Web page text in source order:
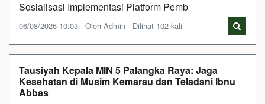
Sosialisasi Implementasi Platform Pemb
06/08/2026 10:03 - Oleh Admin - Dilihat 102 kali
Tausiyah Kepala MIN 5 Palangka Raya: Jaga
Kesehatan di Musim Kemarau dan Teladani Ibnu
Abbas